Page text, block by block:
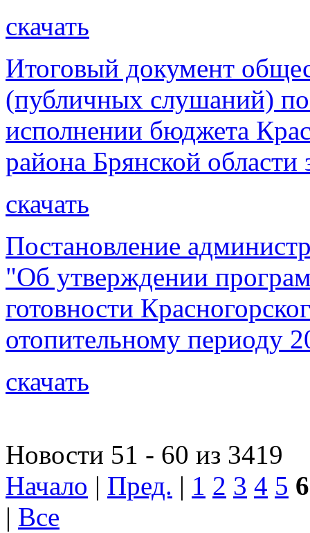
скачать
Итоговый документ
(публичных слушаний)
исполнении бюджета
района Брянской области
скачать
Постановление
"Об утверждении
готовности
отопительному периоду
скачать
Новости 51 - 60 из 3419
Начало | Пред. | 1 2 3 4 5 6
| Все